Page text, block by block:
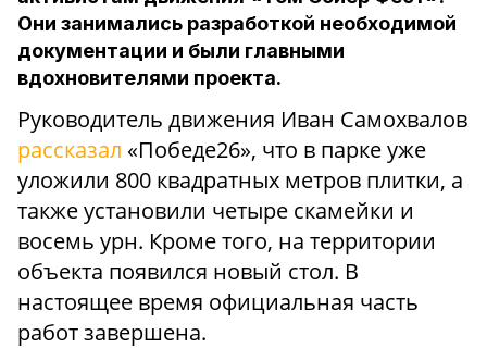
Они занимались разработкой необходимой
документации и были главными
вдохновителями проекта.
Руководитель движения Иван Самохвалов
рассказал «Победе26», что в парке уже
уложили 800 квадратных метров плитки, а
также установили четыре скамейки и
восемь урн. Кроме того, на территории
объекта появился новый стол. В
настоящее время официальная часть
работ завершена.